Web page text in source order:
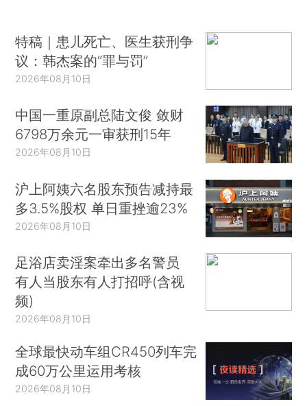
特稿｜患儿死亡、医生获刑争
议：韩杰案的“罪与罚”
2026年08月10日
中国一重原副总陆文俊 敛财
6798万余元一审获刑15年
2026年08月10日
沪上阿姨六名股东预告减持最
多3.5%股权 单日重挫逾23%
2026年08月10日
足浴店卖淫案牵出多名警员
有人当股东有人打招呼(含视
频)
2026年08月10日
全球最快动车组CR450列车完
成60万公里运用考核
2026年08月10日